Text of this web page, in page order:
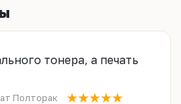
тонера, а печать
Полторак